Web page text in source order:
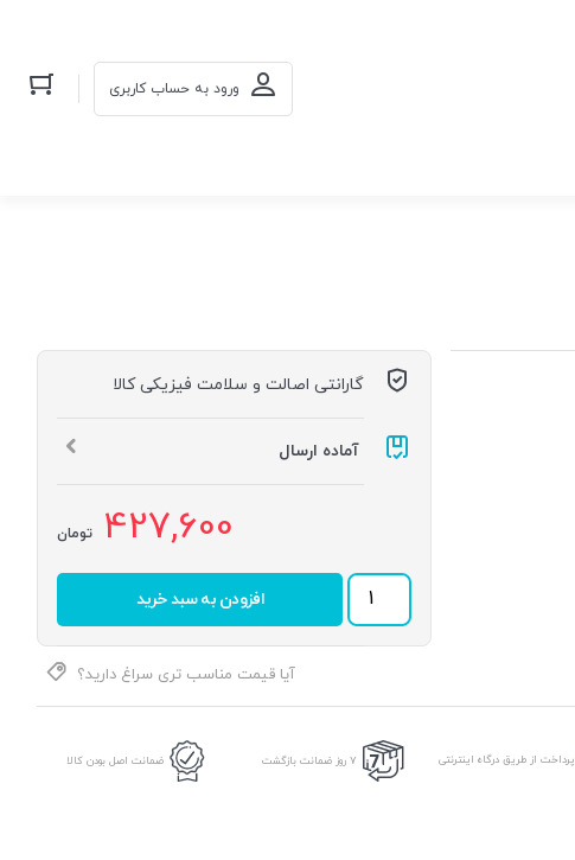
ورود به حساب کاربری
گارانتی اصالت و سلامت فیزیکی کالا
آماده ارسال
427,600 تومان
رولبرینگ
69349/10
برند
افزودن به سبد خرید
آیا قیمت مناسب تری سراغ دارید؟
پرداخت از طریق درگاه اینترنتی 7 روز ضمانت بازگشت ضمانت اصل بودن کالا